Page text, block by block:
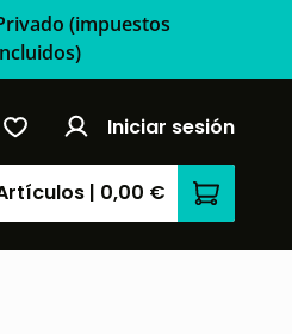
(impuestos
Iniciar sesión
| 0,00 € El